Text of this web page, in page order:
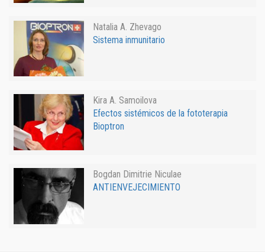
Natalia A. Zhevago
Sistema inmunitario
Kira A. Samoilova
Efectos sistémicos de la fototerapia
Bioptron
Bogdan Dimitrie Niculae
ANTIENVEJECIMIENTO